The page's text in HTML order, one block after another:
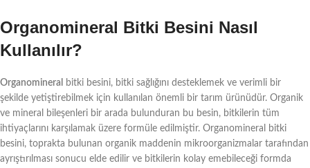
Organomineral Bitki Besini Nasıl
Kullanılır?
Organomineral
bitki besini, bitki sağlığını desteklemek ve verimli bir
şekilde yetiştirebilmek için kullanılan önemli bir tarım ürünüdür. Organik
ve mineral bileşenleri bir arada bulunduran bu besin, bitkilerin tüm
ihtiyaçlarını karşılamak üzere formüle edilmiştir. Organomineral bitki
besini, toprakta bulunan organik maddenin mikroorganizmalar tarafından
ayrıştırılması sonucu elde edilir ve bitkilerin kolay emebileceği formda